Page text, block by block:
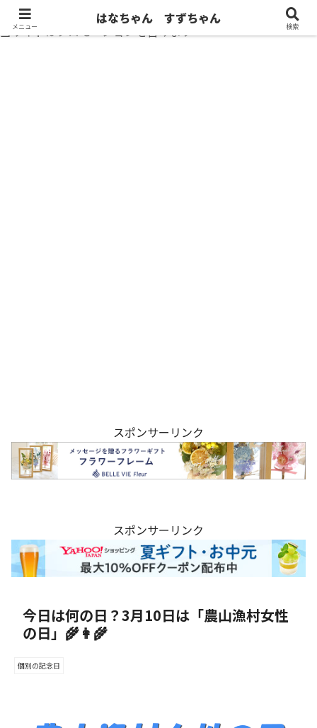
当サイトはプロモーションを含みます
スポンサーリンク
スポンサーリンク
今日は何の日？3月10日は「農山漁村女性
の日」🌾👩‍🌾
個別の記念日
メニュー
はなちゃん すずちゃん
検索